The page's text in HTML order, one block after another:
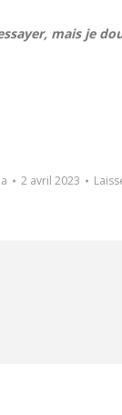
mais je
2 avril 2023